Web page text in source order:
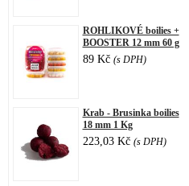
ROHLIKOVÉ boilies +
BOOSTER 12 mm 60 g
89 Kč (s DPH)
Krab - Brusinka boilies
18 mm 1 Kg
223,03 Kč (s DPH)